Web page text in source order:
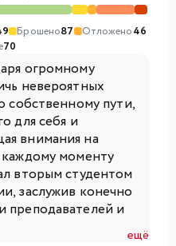
Брошено87 Отложено46
70
огромному
невероятных
собственному пути,
для себя и
внимания на
каждому моменту
вторым студентом
заслужив конечно
преподавателей и
ещё